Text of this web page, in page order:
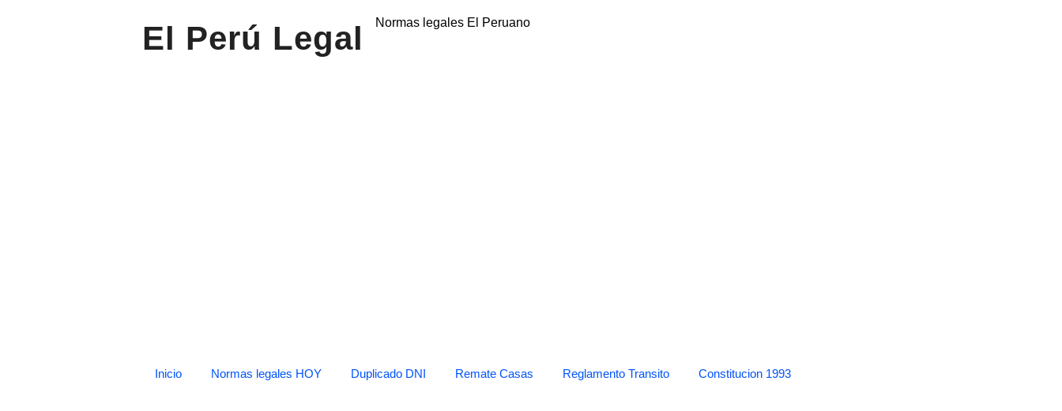
El Perú Legal Normas legales El Peruano
Inicio Normas legales HOY Duplicado DNI Remate Casas Reglamento Transito Constitucion 1993